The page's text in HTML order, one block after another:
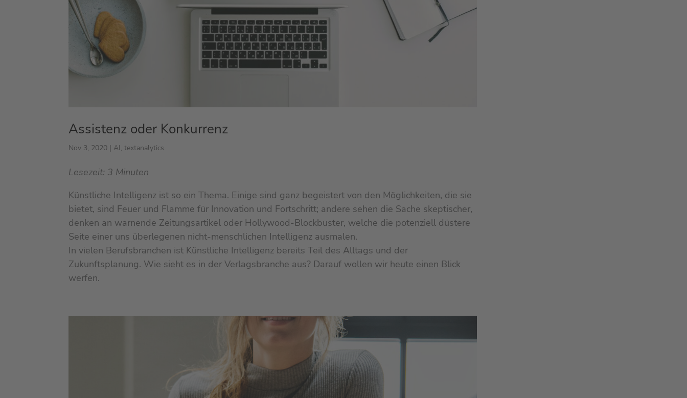
Assistenz oder Konkurrenz
Nov 3, 2020 |AI,textanalytics
Lesezeit: 3 Minuten
Künstliche Intelligenz ist so ein Thema. Einige sind ganz begeistert von den Möglichkeiten, die sie
bietet, sind Feuer und Flamme für Innovation und Fortschritt; andere sehen die Sache skeptischer,
denken an warnende Zeitungsartikel oder Hollywood-Blockbuster, welche die potenziell düstere
Seite einer uns überlegenen nicht-menschlichen Intelligenz ausmalen.
In vielen Berufsbranchen ist Künstliche Intelligenz bereits Teil des Alltags und der
Zukunftsplanung. Wie sieht es in der Verlagsbranche aus? Darauf wollen wir heute einen Blick
werfen.